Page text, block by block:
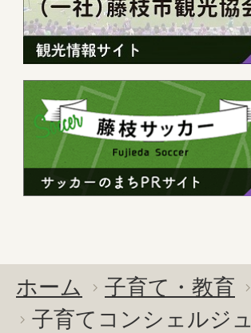
ホーム 子育て・教育
子育てコンシェルジュ